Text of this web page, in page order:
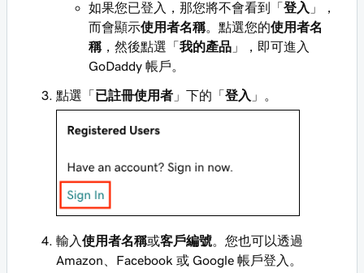
如果您已登入，那您將不會看到「 登入 」，
而會顯示使用者名稱。點選您的使用者名
稱，然後點選「 我的產品 」，即可進入
GoDaddy 帳戶。
點選「 已註冊使用者 」下的「 登入 」。
輸入使用者名稱或客戶編號。您也可以透過
Amazon、Facebook 或 Google 帳戶登入。